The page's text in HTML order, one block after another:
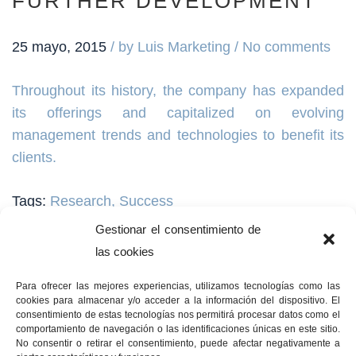
Gestionar el consentimiento de
las cookies
Para ofrecer las mejores experiencias, utilizamos tecnologías como las
cookies para almacenar y/o acceder a la información del dispositivo. El
consentimiento de estas tecnologías nos permitirá procesar datos como el
comportamiento de navegación o las identificaciones únicas en este sitio.
No consentir o retirar el consentimiento, puede afectar negativamente a
25 mayo, 2015 / by Luis Marketing / No comments
Throughout its history, the company has expanded
its offerings and capitalized on evolving
management trends and technologies to benefit its
clients.
Tags: Research, Success
ACQUISITION